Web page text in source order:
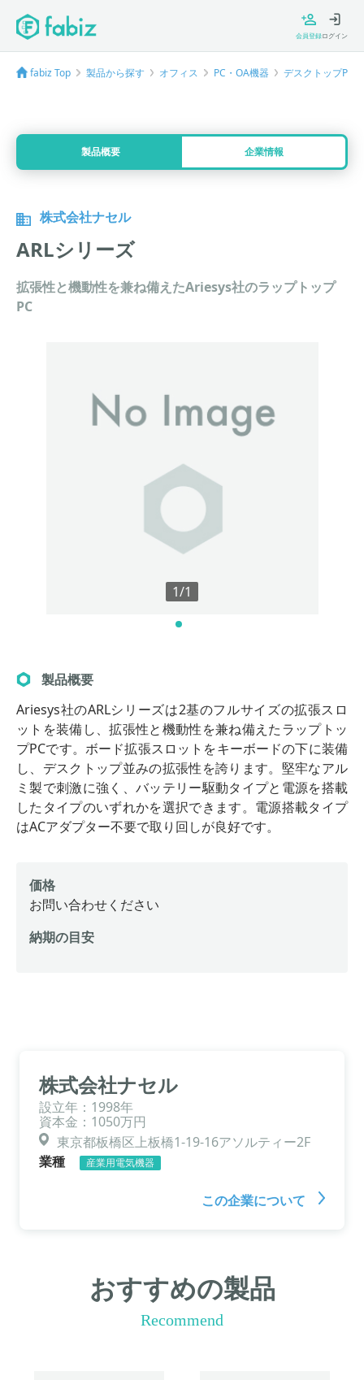
会員登録ログイン
fabiz Top 製品から探す オフィス PC・OA機器 デスクトップPC
製品概要 企業情報
株式会社ナセル
ARLシリーズ
拡張性と機動性を兼ね備えたAriesys社のラップトップ
PC
1/1
製品概要
Ariesys社のARLシリーズは2基のフルサイズの拡張スロ
ットを装備し、拡張性と機動性を兼ね備えたラップトッ
プPCです。ボード拡張スロットをキーボードの下に装備
し、デスクトップ並みの拡張性を誇ります。堅牢なアル
ミ製で刺激に強く、バッテリー駆動タイプと電源を搭載
したタイプのいずれかを選択できます。電源搭載タイプ
はACアダプター不要で取り回しが良好です。
価格
お問い合わせください
納期の目安
株式会社ナセル
設立年：1998年
資本金：1050万円
東京都板橋区上板橋1-19-16アソルティー2F
業種
産業用電気機器
この企業について
おすすめの製品
Recommend